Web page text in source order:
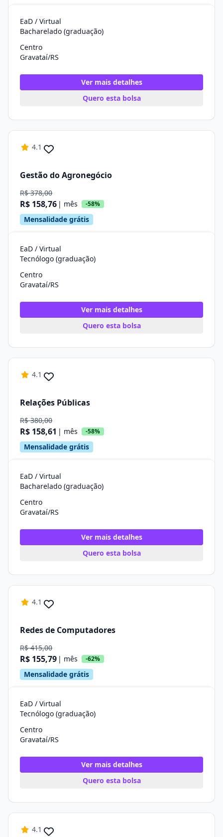
EaD / Virtual
Bacharelado (graduação)
Centro
Gravataí/RS
Ver mais detalhes
Quero esta bolsa
4.1
Gestão do Agronegócio
R$ 378,00
R$ 158,76 | mês -58%
Mensalidade grátis
EaD / Virtual
Tecnólogo (graduação)
Centro
Gravataí/RS
Ver mais detalhes
Quero esta bolsa
4.1
Relações Públicas
R$ 380,00
R$ 158,61 | mês -58%
Mensalidade grátis
EaD / Virtual
Bacharelado (graduação)
Centro
Gravataí/RS
Ver mais detalhes
Quero esta bolsa
4.1
Redes de Computadores
R$ 415,00
R$ 155,79 | mês -62%
Mensalidade grátis
EaD / Virtual
Tecnólogo (graduação)
Centro
Gravataí/RS
Ver mais detalhes
Quero esta bolsa
4.1